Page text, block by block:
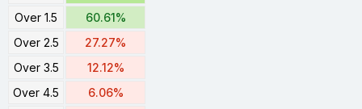
Over 1.5
60.61%
Over 2.5
27.27%
Over 3.5
12.12%
Over 4.5
6.06%